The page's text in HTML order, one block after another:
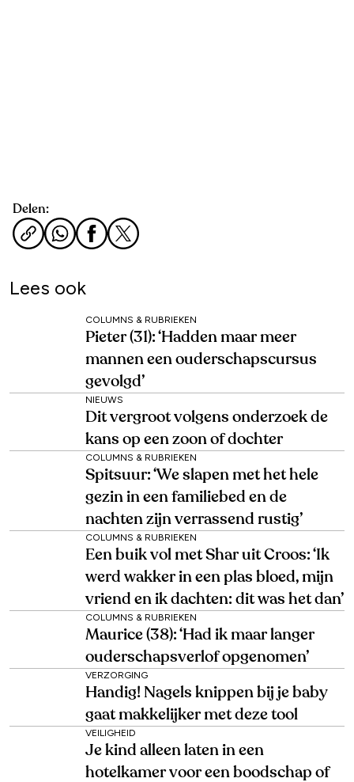
Delen:
Lees ook
COLUMNS & RUBRIEKEN
Pieter (31): ‘Hadden maar meer
mannen een ouderschapscursus
gevolgd’
NIEUWS
Dit vergroot volgens onderzoek de
kans op een zoon of dochter
COLUMNS & RUBRIEKEN
Spitsuur: ‘We slapen met het hele
gezin in een familiebed en de
nachten zijn verrassend rustig’
COLUMNS & RUBRIEKEN
Een buik vol met Shar uit Croos: ‘Ik
werd wakker in een plas bloed, mijn
vriend en ik dachten: dit was het dan’
COLUMNS & RUBRIEKEN
Maurice (38): ‘Had ik maar langer
ouderschapsverlof opgenomen’
VERZORGING
Handig! Nagels knippen bij je baby
gaat makkelijker met deze tool
VEILIGHEID
Je kind alleen laten in een
hotelkamer voor een boodschap of